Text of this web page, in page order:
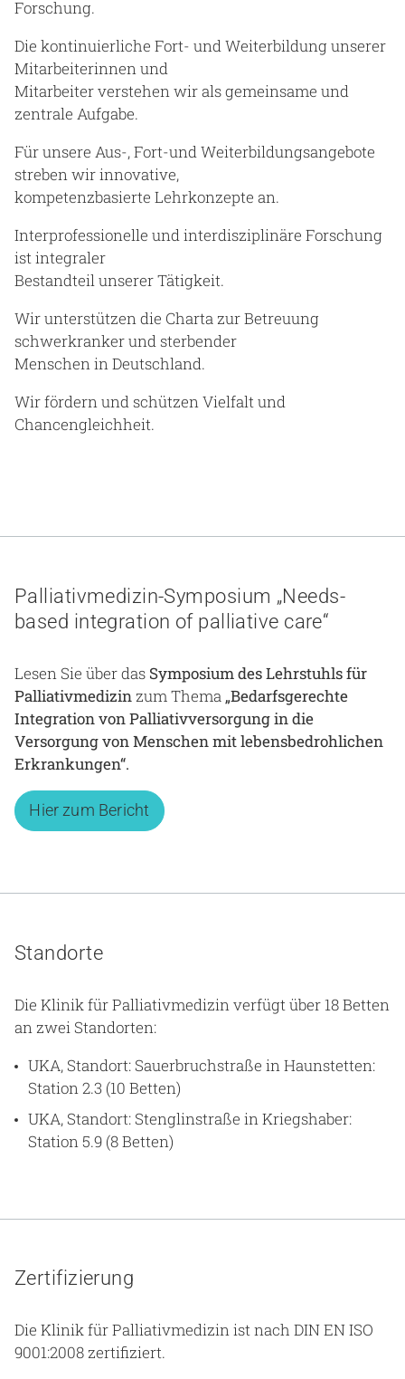
Forschung.
Die kontinuierliche Fort- und Weiterbildung unserer
Mitarbeiterinnen und
Mitarbeiter verstehen wir als gemeinsame und
zentrale Aufgabe.
Für unsere Aus-, Fort-und Weiterbildungsangebote
streben wir innovative,
kompetenzbasierte Lehrkonzepte an.
Interprofessionelle und interdisziplinäre Forschung
ist integraler
Bestandteil unserer Tätigkeit.
Wir unterstützen die Charta zur Betreuung
schwerkranker und sterbender
Menschen in Deutschland.
Wir fördern und schützen Vielfalt und
Chancengleichheit.
Palliativmedizin-Symposium „Needs-
based integration of palliative care“
Lesen Sie über das Symposium des Lehrstuhls für
Palliativmedizin zum Thema „Bedarfsgerechte
Integration von Palliativversorgung in die
Versorgung von Menschen mit lebensbedrohlichen
Erkrankungen“.
Hier zum Bericht
Standorte
Die Klinik für Palliativmedizin verfügt über 18 Betten
an zwei Standorten:
UKA, Standort: Sauerbruchstraße in Haunstetten:
Station 2.3 (10 Betten)
UKA, Standort: Stenglinstraße in Kriegshaber:
Station 5.9 (8 Betten)
Zertifizierung
Die Klinik für Palliativmedizin ist nach DIN EN ISO
9001:2008 zertifiziert.